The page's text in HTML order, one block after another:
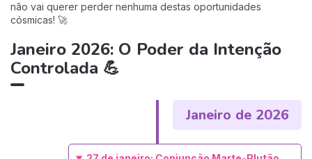
não vai querer perder nenhuma destas oportunidades
cósmicas! 🚀
Janeiro 2026: O Poder da Intenção
Controlada 💪
Janeiro de 2026